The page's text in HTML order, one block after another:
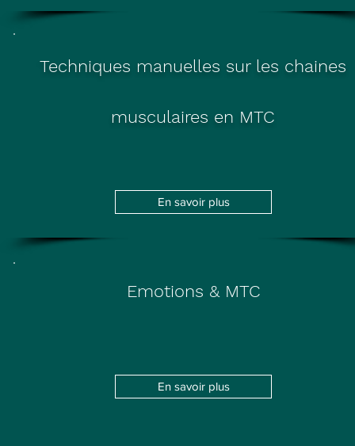
Techniques manuelles sur les chaines
musculaires en MTC
En savoir plus
Emotions & MTC
En savoir plus